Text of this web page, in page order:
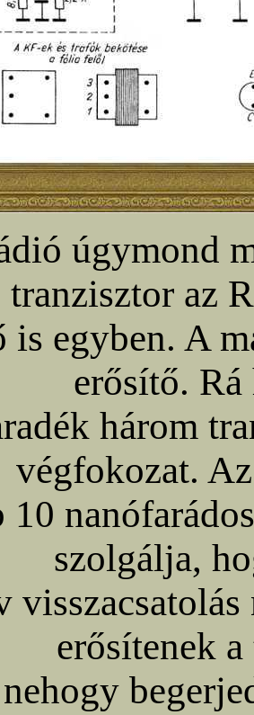
úgymond
tranzisztor az
is egyben. A
erősítő. Rá
három
végfokozat.
10
szolgálja,
erősítenek